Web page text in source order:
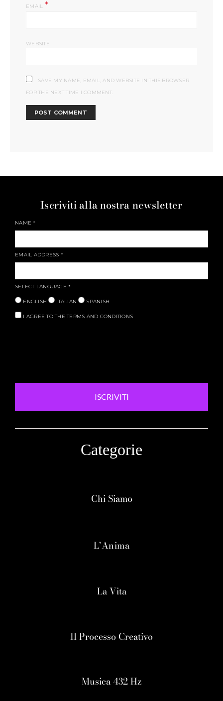
EMAIL *
WEBSITE
SAVE MY NAME, EMAIL, AND WEBSITE IN THIS BROWSER
FOR THE NEXT TIME I COMMENT.
Iscriviti alla nostra newsletter
NAME*
EMAIL ADDRESS *
SELECT LANGUAGE *
ENGLISH ITALIAN SPANISH
I AGREE TO THE TERMS AND CONDITIONS
ISCRIVITI
Categorie
Chi Siamo
L’Anima
La Vita
Il Processo Creativo
Musica 432 Hz